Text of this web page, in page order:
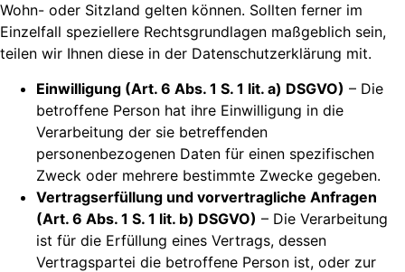
Wohn- oder Sitzland gelten können. Sollten ferner im
Einzelfall speziellere Rechtsgrundlagen maßgeblich sein,
teilen wir Ihnen diese in der Datenschutzerklärung mit.
Einwilligung (Art. 6 Abs. 1 S. 1 lit. a) DSGVO) – Die
betroffene Person hat ihre Einwilligung in die
Verarbeitung der sie betreffenden
personenbezogenen Daten für einen spezifischen
Zweck oder mehrere bestimmte Zwecke gegeben.
Vertragserfüllung und vorvertragliche Anfragen
(Art. 6 Abs. 1 S. 1 lit. b) DSGVO) – Die Verarbeitung
ist für die Erfüllung eines Vertrags, dessen
Vertragspartei die betroffene Person ist, oder zur